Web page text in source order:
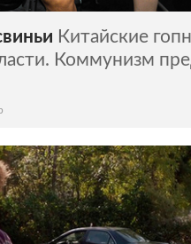
Китайские
Коммунизм